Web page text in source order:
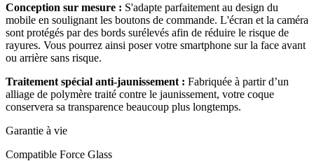
Conception sur mesure : S'adapte parfaitement au design du
mobile en soulignant les boutons de commande. L'écran et la caméra
sont protégés par des bords surélevés afin de réduire le risque de
rayures. Vous pourrez ainsi poser votre smartphone sur la face avant
ou arrière sans risque.
Traitement spécial anti-jaunissement : Fabriquée à partir d’un
alliage de polymère traité contre le jaunissement, votre coque
conservera sa transparence beaucoup plus longtemps.
Garantie à vie
Compatible Force Glass